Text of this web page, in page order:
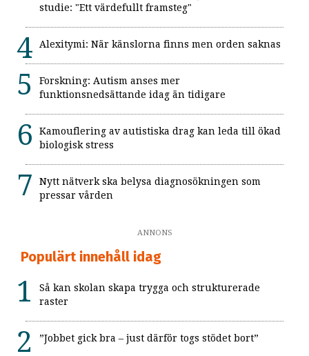
studie: "Ett värdefullt framsteg"
Alexitymi: När känslorna finns men orden saknas
Forskning: Autism anses mer
funktionsnedsättande idag än tidigare
Kamouflering av autistiska drag kan leda till ökad
biologisk stress
Nytt nätverk ska belysa diagnosökningen som
pressar vården
ANNONS
Populärt innehåll idag
Så kan skolan skapa trygga och strukturerade
raster
”Jobbet gick bra – just därför togs stödet bort”